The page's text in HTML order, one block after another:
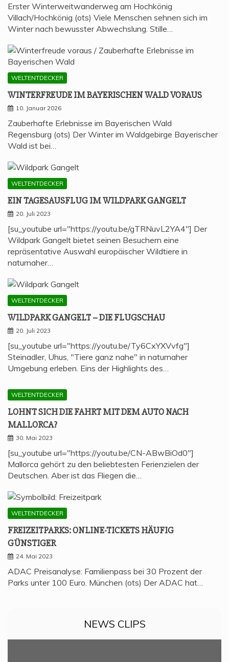
Erster Winterweitwanderweg am Hochkönig
Villach/Hochkönig (ots) Viele Menschen sehnen sich im
Winter nach bewusster Abwechslung. Stille…
WELTENTDECKER
WIN­TER­FREU­DE IM BAYE­RI­SCHEN WALD VORAUS
10. Januar 2026
Zauberhafte Erlebnisse im Bayerischen Wald
Regensburg (ots) Der Winter im Waldgebirge Bayerischer
Wald ist bei…
WELTENTDECKER
EIN TAGES­AUS­FLUG IM WILD­PARK GANGELT
20. Juli 2023
[su_youtube url="https://youtu.be/gTRNuvL2YA4"] Der
Wildpark Gangelt bietet seinen Besuchern eine
repräsentative Auswahl europäischer Wildtiere in
naturnaher…
WELTENTDECKER
WILD­PARK GAN­GELT – DIE FLUGSCHAU
20. Juli 2023
[su_youtube url="https://youtu.be/Ty6CxYXVvfg"]
Steinadler, Uhus, "Tiere ganz nahe" in naturnaher
Umgebung erleben. Eins der Highlights des…
WELTENTDECKER
LOHNT SICH DIE FAHRT MIT DEM AUTO NACH
MALLORCA?
30. Mai 2023
[su_youtube url="https://youtu.be/CN-ABwBiOd0"]
Mallorca gehört zu den beliebtesten Ferienzielen der
Deutschen. Aber ist das Fliegen die…
WELTENTDECKER
FREI­ZEIT­PARKS: ONLINE-TICKETS HÄU­FIG
GÜNSTIGER
24. Mai 2023
ADAC Preisanalyse: Familienpass bei 30 Prozent der
Parks unter 100 Euro. München (ots) Der ADAC hat…
NEWS CLIPS